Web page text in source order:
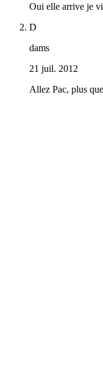
Oui elle arrive je
D
dams
21 juil. 2012
Allez Pac, plus